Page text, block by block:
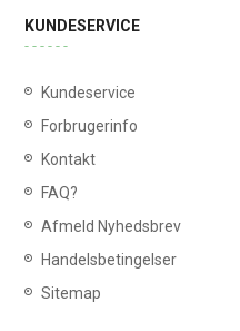
KUNDESERVICE
Kundeservice
Forbrugerinfo
Kontakt
FAQ?
Afmeld Nyhedsbrev
Handelsbetingelser
Sitemap